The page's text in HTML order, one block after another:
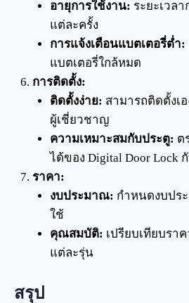
อายุการใช้งาน: ระยะเวล
แต่ละครั้ง
การแจ้งเตือนแบตเตอรี่ต่ำ:
แบตเตอรี่ใกล้หมด
การติดตั้ง:
ติดตั้งง่าย: สามารถติดตั้งเ
ผู้เชี่ยวชาญ
ความเหมาะสมกับประตู: ต
ได้ของ Digital Door Lock
ราคา:
งบประมาณ: กำหนดงบปร
ใช้
คุณสมบัติ: เปรียบเทียบรา
แต่ละรุ่น
สรุป